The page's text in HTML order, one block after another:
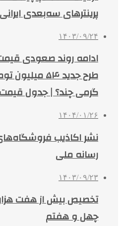
پرینترهای سه‌بعدی ایرانی
۱۴۰۳/۰۹/۲۴
ادامه روند صعودی
گرمی چند؟ | جدول
۱۴۰۴/۰۱/۲۶
نشر اکاذیب
رسانه ملی
۱۴۰۳/۰۹/۲۳
چهل و هفتم